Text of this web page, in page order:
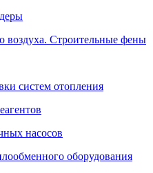
воздуха. Строительные фены
систем отопления
насосов
оборудования